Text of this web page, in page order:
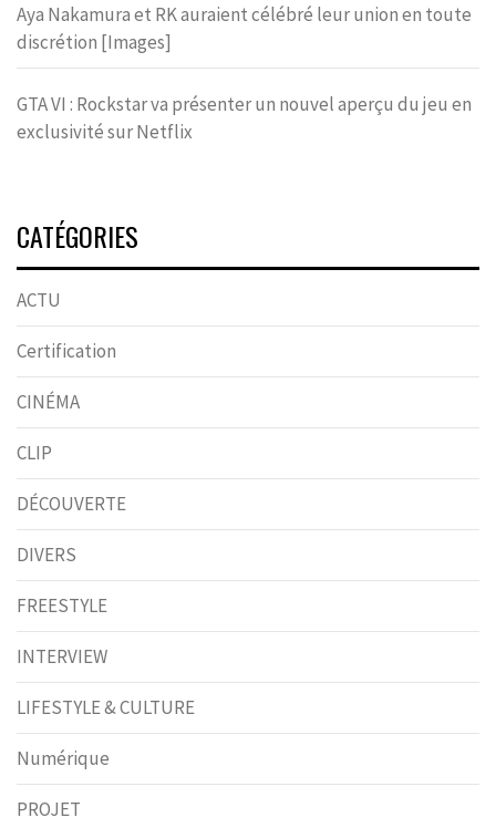
Aya Nakamura et RK auraient célébré leur union en toute
discrétion [Images]
GTA VI : Rockstar va présenter un nouvel aperçu du jeu en
exclusivité sur Netflix
CATÉGORIES
ACTU
Certification
CINÉMA
CLIP
DÉCOUVERTE
DIVERS
FREESTYLE
INTERVIEW
LIFESTYLE & CULTURE
Numérique
PROJET